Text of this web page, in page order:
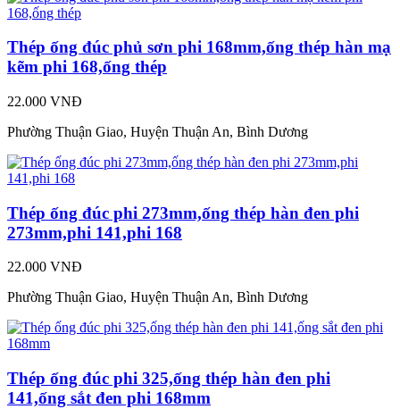
Thép ống đúc phủ sơn phi 168mm,ống thép hàn mạ
kẽm phi 168,ống thép
22.000 VNĐ
Phường Thuận Giao, Huyện Thuận An, Bình Dương
Thép ống đúc phi 273mm,ống thép hàn đen phi
273mm,phi 141,phi 168
22.000 VNĐ
Phường Thuận Giao, Huyện Thuận An, Bình Dương
Thép ống đúc phi 325,ống thép hàn đen phi
141,ống sắt đen phi 168mm